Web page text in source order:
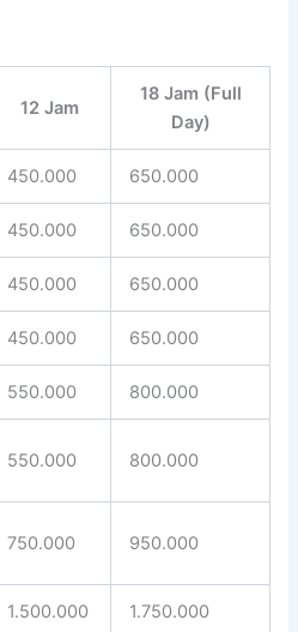
12 Jam
18 Jam (Full
Day)
450.000 650.000
450.000 650.000
450.000 650.000
450.000 650.000
550.000 800.000
550.000 800.000
750.000 950.000
1.500.000 1.750.000